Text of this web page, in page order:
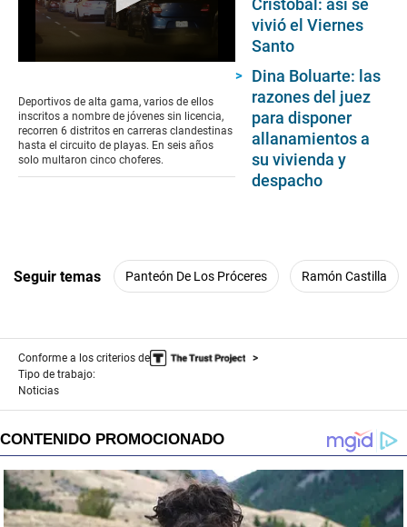
of
4
minutes,
25
seconds
Deportivos de alta gama, varios de ellos
inscritos a nombre de jóvenes sin licencia,
recorren 6 distritos en carreras clandestinas
hasta el circuito de playas. En seis años
solo multaron cinco choferes.
Cristóbal: así se
vivió el Viernes
Santo
Dina Boluarte: las
razones del juez
para disponer
allanamientos a
su vivienda y
despacho
Seguir temas Panteón De Los Próceres Ramón Castilla
Conforme a los criterios de
Tipo de trabajo:
Noticias